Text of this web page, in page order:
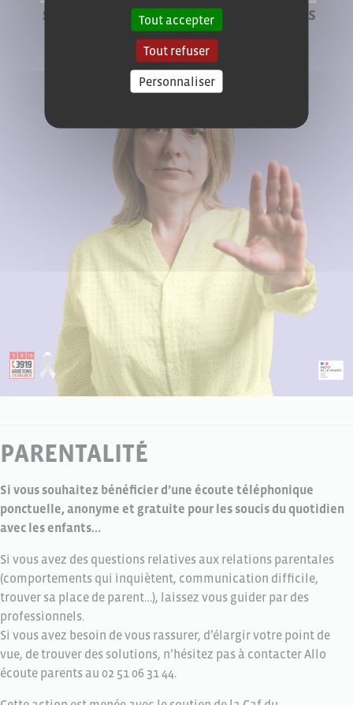
PARENTALITÉ
Si vous souhaitez bénéficier d’une écoute téléphonique
ponctuelle, anonyme et gratuite pour les soucis du quotidien
avec les enfants…
Si vous avez des questions relatives aux relations parentales
(comportements qui inquiètent, communication difficile,
trouver sa place de parent…), laissez vous guider par des
professionnels.
Si vous avez besoin de vous rassurer, d’élargir votre point de
vue, de trouver des solutions, n’hésitez pas à contacter Allo
écoute parents au 02 51 06 31 44.
Tout accepter
Tout refuser
Personnaliser